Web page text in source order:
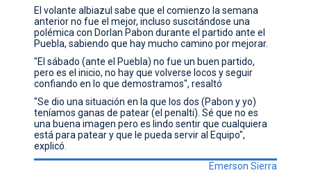
El volante albiazul sabe que el comienzo la semana
anterior no fue el mejor, incluso suscitándose una
polémica con Dorlan Pabon durante el partido ante el
Puebla, sabiendo que hay mucho camino por mejorar.
"El sábado (ante el Puebla) no fue un buen partido,
pero es el inicio, no hay que volverse locos y seguir
confiando en lo que demostramos", resaltó
"Se dio una situación en la que los dos (Pabon y yo)
teníamos ganas de patear (el penalti). Sé que no es
una buena imagen pero es lindo sentir que cualquiera
está para patear y que le pueda servir al Equipo",
explicó.
Emerson Sierra